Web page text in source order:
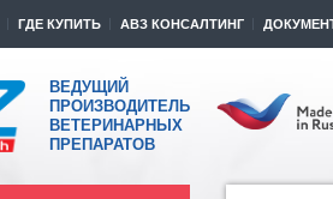
ГДЕ КУПИТЬ АВЗ КОНСАЛТИНГ
ВЕДУЩИЙ
ПРОИЗВОДИТЕЛЬ
ВЕТЕРИНАРНЫХ
ПРЕПАРАТОВ